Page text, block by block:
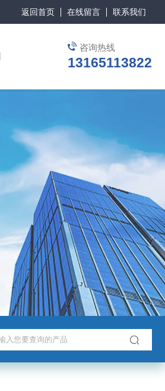
返回首页 在线留言 联系我们
咨询热线
13165113822